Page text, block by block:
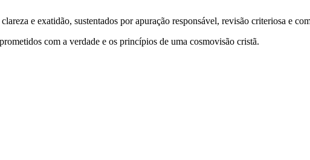
e exatidão, sustentados por apuração responsável, revisão criteriosa e
com a verdade e os princípios de uma cosmovisão cristã.